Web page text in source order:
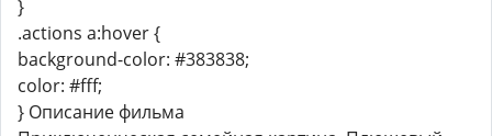
}
.actions a:hover {
background-color: #383838;
color: #fff;
} Описание фильма